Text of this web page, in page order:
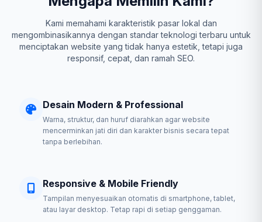
Kami memahami karakteristik pasar lokal dan
mengombinasikannya dengan standar teknologi terbaru untuk
menciptakan website yang tidak hanya estetik, tetapi juga
responsif, cepat, dan ramah SEO.
Desain Modern & Professional
Warna, struktur, dan huruf diarahkan agar website
mencerminkan jati diri dan karakter bisnis secara tepat
tanpa berlebihan.
Responsive & Mobile Friendly
Tampilan menyesuaikan otomatis di smartphone, tablet,
atau layar desktop. Tetap rapi di setiap genggaman.